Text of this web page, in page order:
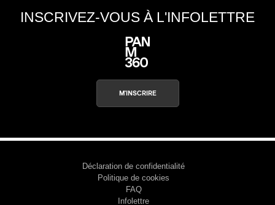
INSCRIVEZ-VOUS À L'INFOLETTRE
M'INSCRIRE
Déclaration de confidentialité
Politique de cookies
FAQ
Infolettre